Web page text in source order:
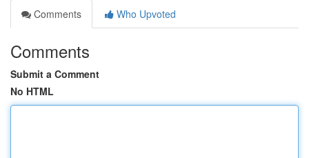
Comments
Who Upvoted
Comments
Submit a Comment
No HTML